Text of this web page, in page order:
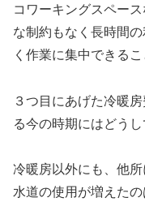
コワーキングスペー
な制約もなく長時間
く作業に集中できるこ
３つ目にあげた冷暖
る今の時期にはどう
冷暖房以外にも、他
水道の使用が増えたの